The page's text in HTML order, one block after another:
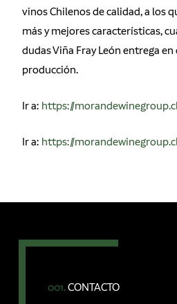
vinos Chilenos de calidad, a los
más y mejores características,
dudas Viña Fray León entrega en
producción.
Ir a: https://
Ir a: https://
001.CONTACTO